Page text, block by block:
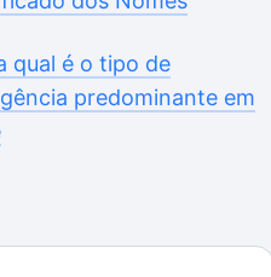
qual é o tipo de
predominante em